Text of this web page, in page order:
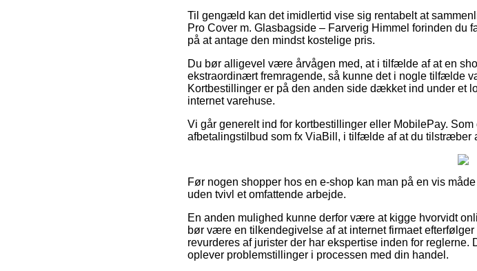
Til gengæld kan det imidlertid vise sig rentabelt at
Pro Cover m. Glasbagside – Farverig Himmel forinden
på at antage den mindst kostelige pris.
Du bør alligevel være årvågen med, at i tilfælde af at en
ekstraordinært fremragende, så kunne det i nogle tilfælde
Kortbestillinger er på den anden side dækket ind under et
internet varehuse.
Vi går generelt ind for kortbestillinger eller MobilePay.
afbetalingstilbud som fx ViaBill, i tilfælde af at du tilstræber
Før nogen shopper hos en e-shop kan man på en vis
uden tvivl et omfattende arbejde.
En anden mulighed kunne derfor være at kigge hvorvidt
bør være en tilkendegivelse af at internet firmaet
revurderes af jurister der har ekspertise inden for
oplever problemstillinger i processen med din handel.